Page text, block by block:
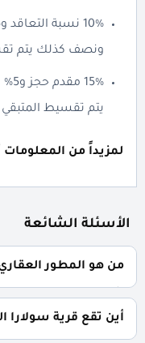
ونصف كذلك يتم تقسيط
يتم تقسيط المتبقي على 10
لمزيداً من المعلومات
الأسئلة الشائعة
من هو المطور
أين تقع قرية سولارا